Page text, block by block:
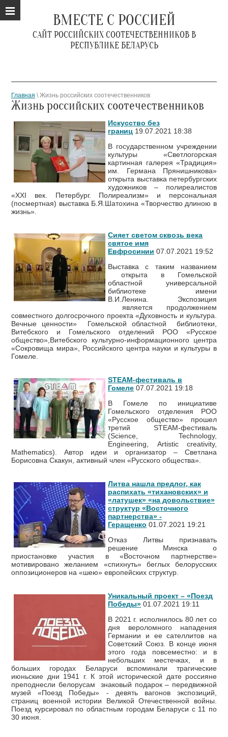
ВМЕСТЕ С РОССИЕЙ
САЙТ РОССИЙСКИХ СООТЕЧЕСТВЕННИКОВ В
РЕСПУБЛИКЕ БЕЛАРУСЬ
Главная \ Жизнь российских соотечественников
Жизнь российских соотечественников
Искусство без
границ 19.07.2021 18:38
В государственном учреждении
культуры «Светлогорская
картинная галерея «Традиция»
им. Германа Прянишникова»
открыта выставка петербургских
художников – полиреалистов
«ХХI век. Петербург. Полиреализм» и персональная
(посмертная) выставка Б.Я.Шатохина «Творчество длиною в
жизнь».
Сияет светом сквозь века
святое имя
Евфросинии 07.07.2021 19:52
Выставка с таким названием
открыта в Гомельской
областной универсальной
библиотеке имени
В.И.Ленина. Экспозиция
является продолжением
совместного долгосрочного проекта «Духовность и культура.
Вечные ценности» Гомельской областной библиотеки,
Витебского и Гомельского отделений РОО «Русское
общество»,Витебского культурно-информационного центра
«Сокровища мира», Российского центра науки и культуры в
Гомеле.
STEAM-фестиваль в
Гомеле 07.07.2021 19:18
В Гомеле по инициативе
Гомельского отделения РОО
«Русское общество» прошел
третий STEAM-фестиваль
(Science, Technology,
Engineering, Аrtistic creativity,
Mathematics). Автор идеи и организатор – Светлана
Борисовна Скакун, активный член «Русского общества».
Литва нашла предлог, как
распихать «тихановских» и
«латушек» «на довольствие»
структур «Восточного
партнерства» -
Геращенко 01.07.2021 19:21
Отказ Литвы признавать
решение Минска о
приостановке участия в «Восточном партнерстве»
мотивировано желанием «спихнуть» беглых белорусских
оппозиционеров на «шею» европейских структур.
Уникальный проект – «Поезд
Победы» 01.07.2021 19:11
В 2021 г. исполнилось 80 лет со
дня вероломного нападения
Германии и ее сателлитов на
Советский Союз. В конце июня
этого года повсеместно: и в
небольших местечках, и в
больших городах Беларуси вспоминали трагические
июньские дни 1941 г. К этой исторической дате россияне
преподнесли белорусам знаковый подарок – передвижной
музей «Поезд Победы» - девять вагонов экспозиций,
страниц военной истории Великой Отечественной войны.
Поезд курсировал по областным городам Беларуси с 11 по
30 июня.